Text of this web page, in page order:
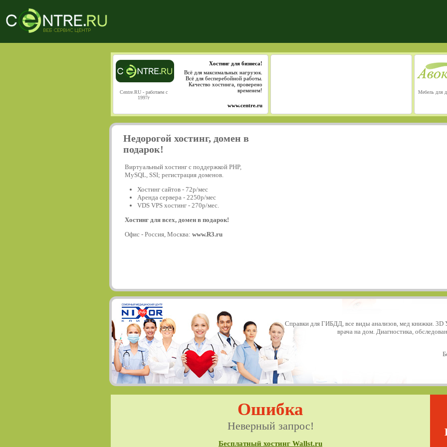
Centre.RU - работаем с
1997г
Хостинг для бизнеса!
Всё для максимальных нагрузок.
Всё для бесперебойной работы.
Качество хостинга, проверено
временем!
www.centre.ru
Мебель для
Недорогой хостинг, домен в
подарок!
Виртуальный хостинг с поддержкой PHP,
MySQL, SSI; регистрация доменов.
Хостинг сайтов - 72р/мес
Аренда сервера - 2250р/мес
VDS VPS хостинг - 270р/мес.
Хостинг для всех, домен в подарок!
Офис - Россия, Москва: www.R3.ru
Справки для ГИБДД, все виды анализов, мед книжки.
врача на дом. Диагностика,
Ошибка
Неверный запрос!
Бесплатный хостинг Wallst.ru